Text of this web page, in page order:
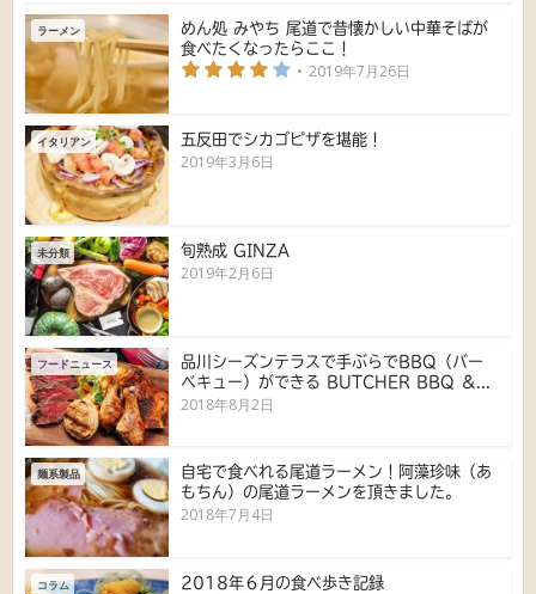
ラーメン
めん処 みやち 尾道で昔懐かしい中華そばが
食べたくなったらここ！
2019年7月26日
イタリアン 五反田でシカゴピザを堪能！
2019年3月6日
未分類 旬熟成 GINZA
2019年2月6日
フードニュース
品川シーズンテラスで手ぶらでBBQ（バー
ベキュー）ができる BUTCHER BBQ ＆...
2018年8月2日
麺系製品
自宅で食べれる尾道ラーメン！阿藻珍味（あ
もちん）の尾道ラーメンを頂きました。
2018年7月4日
コラム 2018年６月の食べ歩き記録